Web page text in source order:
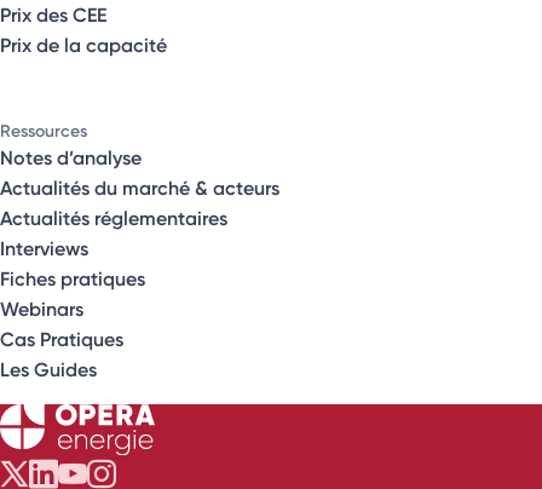
Prix des CEE
Prix de la capacité
Ressources
Notes d’analyse
Actualités du marché & acteurs
Actualités réglementaires
Interviews
Fiches pratiques
Webinars
Cas Pratiques
Les Guides
Opéra Énergie sur Twitter
Opéra Énergie sur LinkedIn
Opéra Énergie sur Youtube
Opéra Énergie sur Instagram